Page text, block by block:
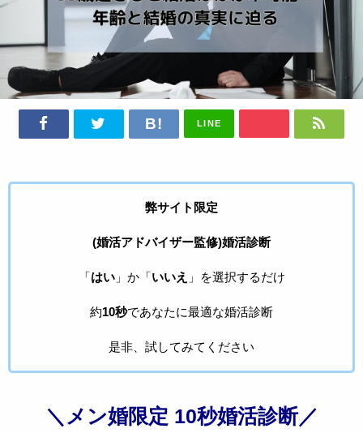
LINE
弊サイト限定
(婚活アドバイザー監修)婚活診断
「はい」か「いいえ 」を選択するだけ
約10秒であなたに最適な婚活診断
是非、試してみてください
＼メン婚限定 10秒婚活診断／